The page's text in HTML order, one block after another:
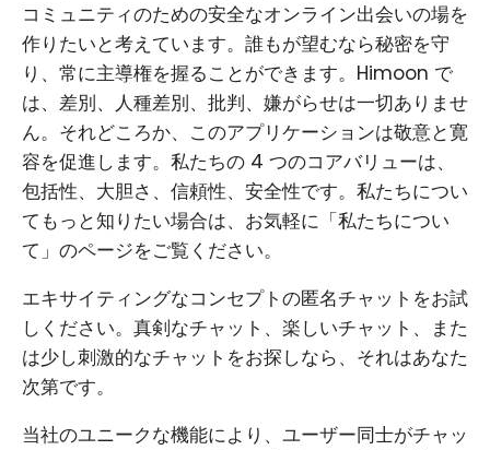
コミュニティのための安全なオンライン出会いの場を
作りたいと考えています。誰もが望むなら秘密を守
り、常に主導権を握ることができます。Himoon で
は、差別、人種差別、批判、嫌がらせは一切ありませ
ん。それどころか、このアプリケーションは敬意と寛
容を促進します。私たちの 4 つのコアバリューは、
包括性、大胆さ、信頼性、安全性です。私たちについ
てもっと知りたい場合は、お気軽に「私たちについ
て」のページをご覧ください。
エキサイティングなコンセプトの匿名チャットをお試
しください。真剣なチャット、楽しいチャット、また
は少し刺激的なチャットをお探しなら、それはあなた
次第です。
当社のユニークな機能により、ユーザー同士がチャッ